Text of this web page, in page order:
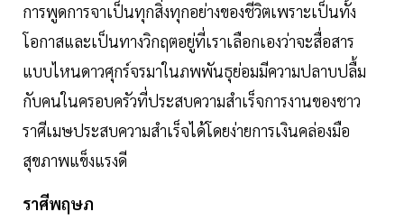
การพูดการจาเป็นทุกสิ่งทุกอย่างของชีวิตเพราะเป็นทั้ง
โอกาสและเป็นทางวิกฤตอยู่ที่เราเลือกเองว่าจะสื่อสาร
แบบไหนดาวศุกร์จรมาในภพพันธุย่อมมีความปลาบปลื้ม
กับคนในครอบครัวที่ประสบความสำเร็จการงานของชาว
ราศีเมษประสบความสำเร็จได้โดยง่ายการเงินคล่องมือ
สุขภาพแข็งแรงดี
ราศีพฤษภ